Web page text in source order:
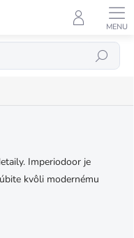
Hľadať
Imperiodoor je
kvôli modernému